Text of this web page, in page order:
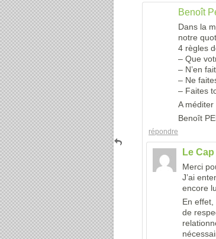
Benoît
Dans la
notre
4 règles
– Que
– N’en
– Ne
– Faites
A
Benoît
répondre
Le
Merci
J’ai
encore
En
de